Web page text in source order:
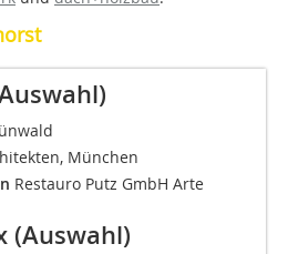
München
Restauro Putz GmbH Arte
(Auswahl)